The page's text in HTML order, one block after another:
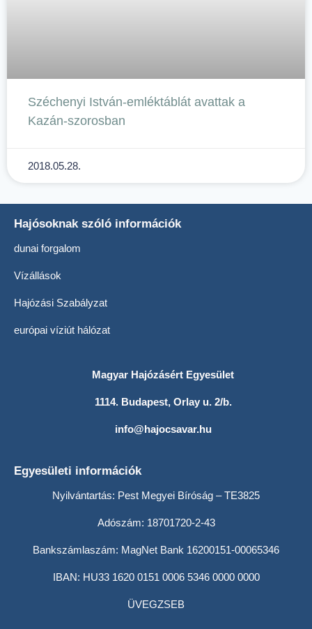
Széchenyi István-emléktáblát avattak a
Kazán-szorosban
2018.05.28.
Hajósoknak szóló információk
dunai forgalom
Vízállások
Hajózási Szabályzat
európai víziút hálózat
Magyar Hajózásért Egyesület
1114. Budapest, Orlay u. 2/b.
info@hajocsavar.hu
Egyesületi információk
Nyilvántartás: Pest Megyei Bíróság – TE3825
Adószám: 18701720-2-43
Bankszámlaszám: MagNet Bank 16200151-00065346
IBAN: HU33 1620 0151 0006 5346 0000 0000
ÜVEGZSEB